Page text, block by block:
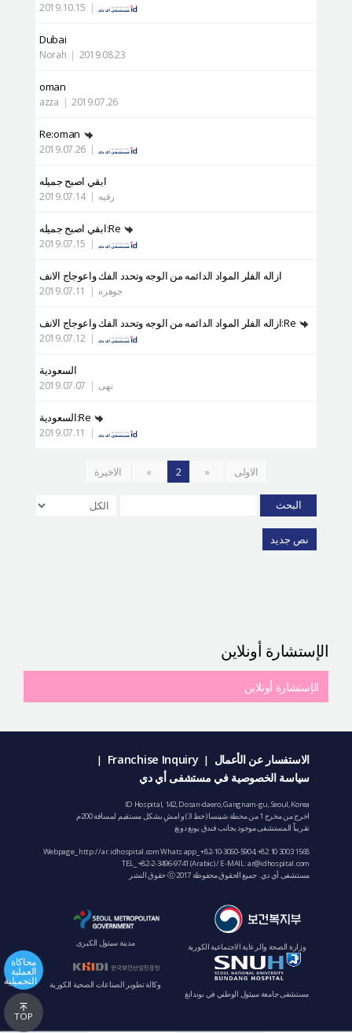
|
2019.10.15
Dubai
Norah | 2019.08.23
oman
azza | 2019.07.26
|
2019.07.26
ابقي اصبح جميله
رقيه |
2019.07.14
|
2019.07.15
ازاله الفلر المواد الدائمه من الوجه وتحدد الفك واعوجاج الانف
جوهره |
2019.07.11
|
2019.07.12
السعودية
نهى |
2019.07.07
|
2019.07.11
الاولى «
2
» الاخيرة
البحث
نص جديد
الإستشارة أونلاين
الإستشارة أونلاين
الاستفسار عن الأعمال Franchise Inquiry
سياسة الخصوصية في مستشفى أي دي
ID Hospital, 142, Dosan-daero, Gangnam-gu, Seoul, Korea
اخرج من مخرج 1 من محطة شينسا (خط 3) و امشِ بشكل مستقيم لمسافة 200م
تقريباً المستشفى موجود بجانب فندق يونغ دونغ
Webpage_ http://ar.idhospital.com Whats app_+82-10-3060-5904,+82 10 3003 1568
TEL_ +82-2-3496-9741 (Arabic) / E-MAIL:ar@idhospital.com
مستشفى أي دي. جميع الحقوق محفوظة ⓒ 2017 حقوق النشر
وزارة الصحة والرعاية الاجتماعية الكورية مدينة سيئول الكبرى
مستشفى جامعة سيئول الوطني في بوندانغ
وكالة تطوير الصناعات الصحية الكورية
محاكاة
العملية
التجميلية
TOP